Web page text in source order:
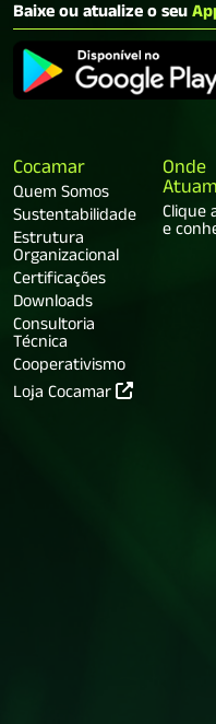
Baixe ou atualize o seu
Cocamar
Quem Somos
Sustentabilidade
Estrutura
Organizacional
Certificações
Downloads
Consultoria
Técnica
Cooperativismo
Loja Cocamar
Onde
Clique
e